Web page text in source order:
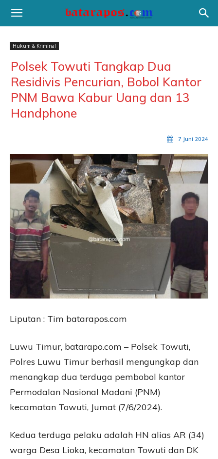
Hukum & Kriminal
Polsek Towuti Tangkap Dua
Residivis Pencurian, Bobol Kantor
PNM Bawa Kabur Uang dan 13
Handphone
7 Juni 2024
Liputan : Tim batarapos.com
Luwu Timur, batarapo.com – Polsek Towuti,
Polres Luwu Timur berhasil mengungkap dan
menangkap dua terduga pembobol kantor
Permodalan Nasional Madani (PNM)
kecamatan Towuti, Jumat (7/6/2024).
Kedua terduga pelaku adalah HN alias AR (34)
warga Desa Lioka, kecamatan Towuti dan DK